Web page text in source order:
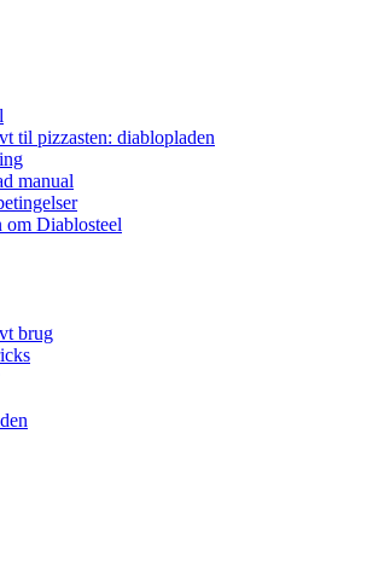
til pizzasten: diablopladen
manual
om Diablosteel
brug